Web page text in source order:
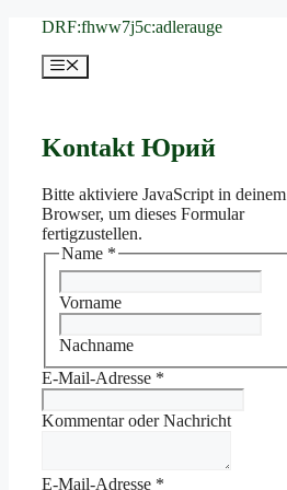
springen
DRF:fhww7j5c:adlerauge
Menü
Kontakt Юрий
Bitte aktiviere JavaScript in deinem
Browser, um dieses Formular
fertigzustellen.
Name *
Vorname
Nachname
E-Mail-Adresse *
Kommentar oder Nachricht
E-Mail-Adresse *